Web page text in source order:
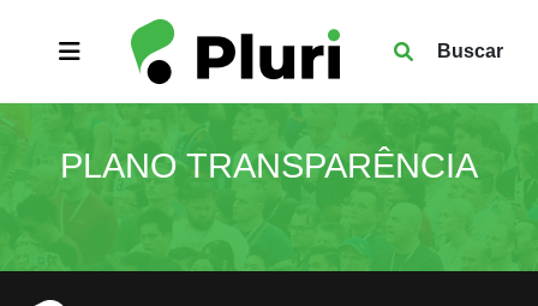
Buscar
PLANO TRANSPARÊNCIA